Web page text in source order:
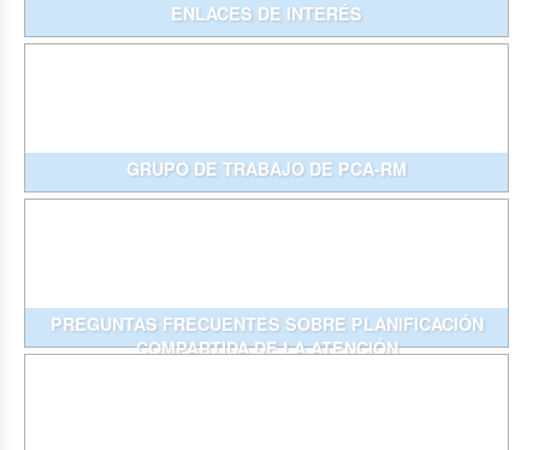
ENLACES DE INTERÉS
GRUPO DE TRABAJO DE PCA-RM
PREGUNTAS FRECUENTES SOBRE PLANIFICACIÓN
COMPARTIDA DE LA ATENCIÓN